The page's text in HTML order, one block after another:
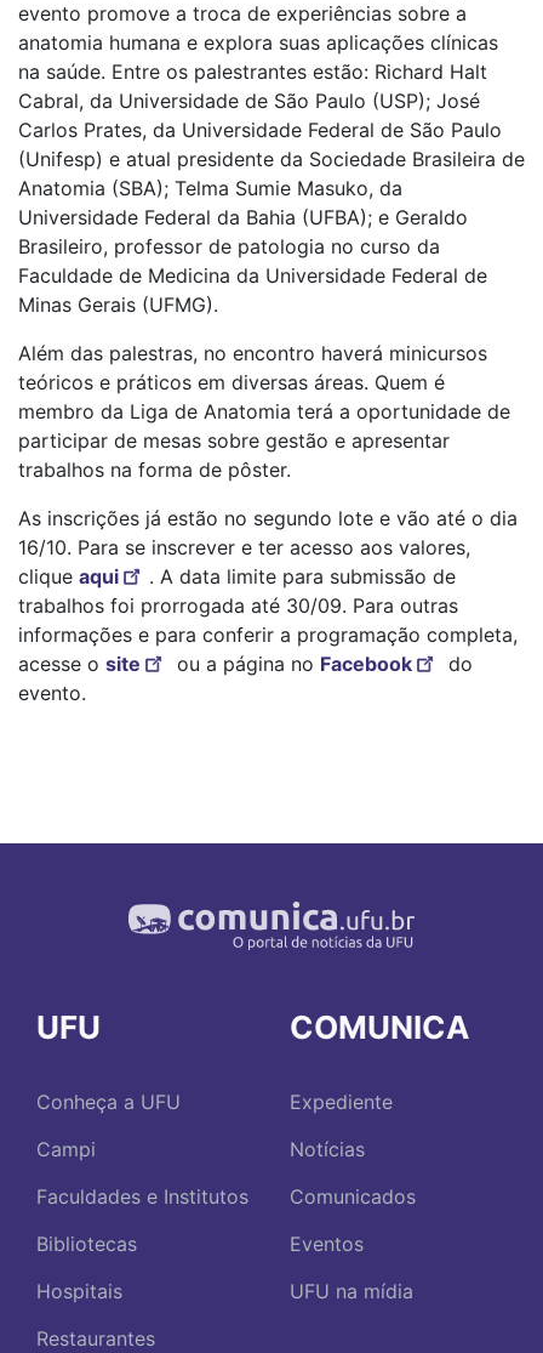
evento promove a troca de experiências sobre a
anatomia humana e explora suas aplicações clínicas
na saúde. Entre os palestrantes estão: Richard Halt
Cabral, da Universidade de São Paulo (USP); José
Carlos Prates, da Universidade Federal de São Paulo
(Unifesp) e atual presidente da Sociedade Brasileira de
Anatomia (SBA); Telma Sumie Masuko, da
Universidade Federal da Bahia (UFBA); e Geraldo
Brasileiro, professor de patologia no curso da
Faculdade de Medicina da Universidade Federal de
Minas Gerais (UFMG).
Além das palestras, no encontro haverá minicursos
teóricos e práticos em diversas áreas. Quem é
membro da Liga de Anatomia terá a oportunidade de
participar de mesas sobre gestão e apresentar
trabalhos na forma de pôster.
As inscrições já estão no segundo lote e vão até o dia
16/10. Para se inscrever e ter acesso aos valores,
clique aqui
. A data limite para submissão de
trabalhos foi prorrogada até 30/09. Para outras
informações e para conferir a programação completa,
acesse o site ou a página no Facebook
do
evento.
UFU
Conheça a UFU
Campi
Faculdades e Institutos
Bibliotecas
Hospitais
Restaurantes
COMUNICA
Expediente
Notícias
Comunicados
Eventos
UFU na mídia